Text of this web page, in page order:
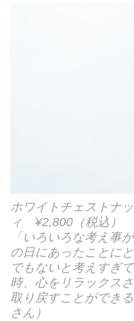
ホワイトチェストナ
ィ ¥2,800（税込）
「いろいろな考え事
の日にあったことに
でもないと考えすぎ
時、心をリラックス
取り戻すことができ
さん）